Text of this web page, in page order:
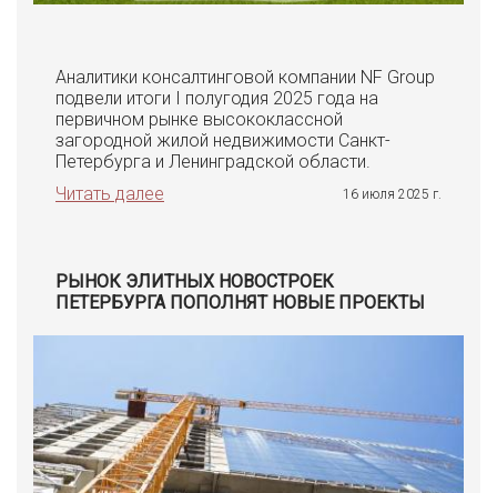
Аналитики консалтинговой компании NF Group
подвели итоги I полугодия 2025 года на
первичном рынке высококлассной
загородной жилой недвижимости Санкт-
Петербурга и Ленинградской области.
Читать далее
16 июля 2025 г.
РЫНОК ЭЛИТНЫХ НОВОСТРОЕК
ПЕТЕРБУРГА ПОПОЛНЯТ НОВЫЕ ПРОЕКТЫ